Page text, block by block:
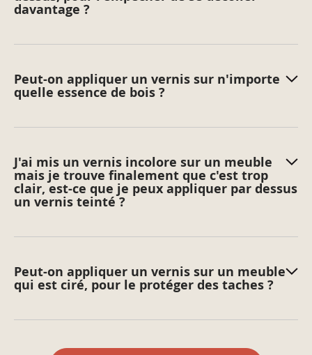
davantage ?
Peut-on appliquer un vernis sur n'importe
quelle essence de bois ?
J'ai mis un vernis incolore sur un meuble
mais je trouve finalement que c'est trop
clair, est-ce que je peux appliquer par dessus
un vernis teinté ?
Peut-on appliquer un vernis sur un meuble
qui est ciré, pour le protéger des taches ?